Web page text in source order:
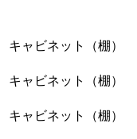
キャビネット（棚）
キャビネット（棚）
キャビネット（棚）